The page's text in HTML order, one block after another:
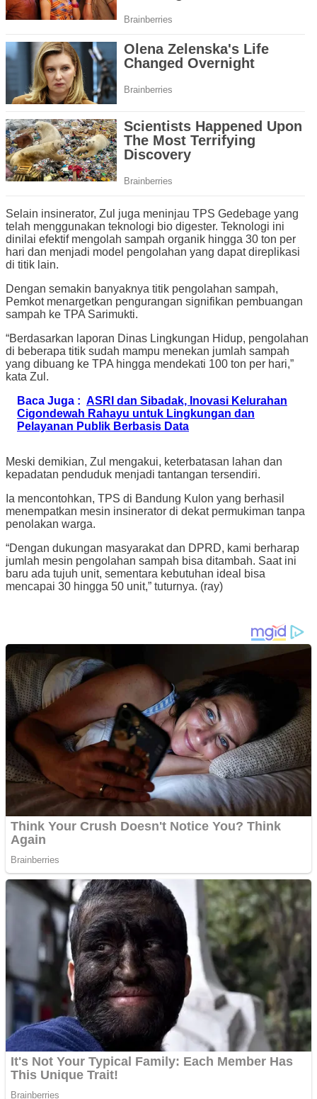
Selain insinerator, Zul juga meninjau TPS Gedebage yang
telah menggunakan teknologi bio digester. Teknologi ini
dinilai efektif mengolah sampah organik hingga 30 ton per
hari dan menjadi model pengolahan yang dapat direplikasi
di titik lain.
Dengan semakin banyaknya titik pengolahan sampah,
Pemkot menargetkan pengurangan signifikan pembuangan
sampah ke TPA Sarimukti.
“Berdasarkan laporan Dinas Lingkungan Hidup, pengolahan
di beberapa titik sudah mampu menekan jumlah sampah
yang dibuang ke TPA hingga mendekati 100 ton per hari,”
kata Zul.
Baca Juga : ASRI dan Sibadak, Inovasi Kelurahan
Cigondewah Rahayu untuk Lingkungan dan
Pelayanan Publik Berbasis Data
Meski demikian, Zul mengakui, keterbatasan lahan dan
kepadatan penduduk menjadi tantangan tersendiri.
Ia mencontohkan, TPS di Bandung Kulon yang berhasil
menempatkan mesin insinerator di dekat permukiman tanpa
penolakan warga.
“Dengan dukungan masyarakat dan DPRD, kami berharap
jumlah mesin pengolahan sampah bisa ditambah. Saat ini
baru ada tujuh unit, sementara kebutuhan ideal bisa
mencapai 30 hingga 50 unit,” tuturnya. (ray)